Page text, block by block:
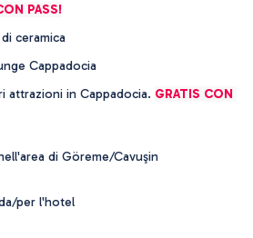
PASS!
ceramica
Cappadocia
attrazioni in Cappadocia. GRATIS CON
di Göreme/Cavuşin
per l'hotel